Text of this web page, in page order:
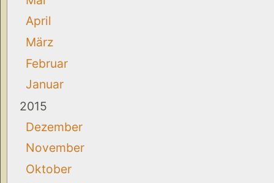
April
März
Februar
Januar
2015
Dezember
November
Oktober